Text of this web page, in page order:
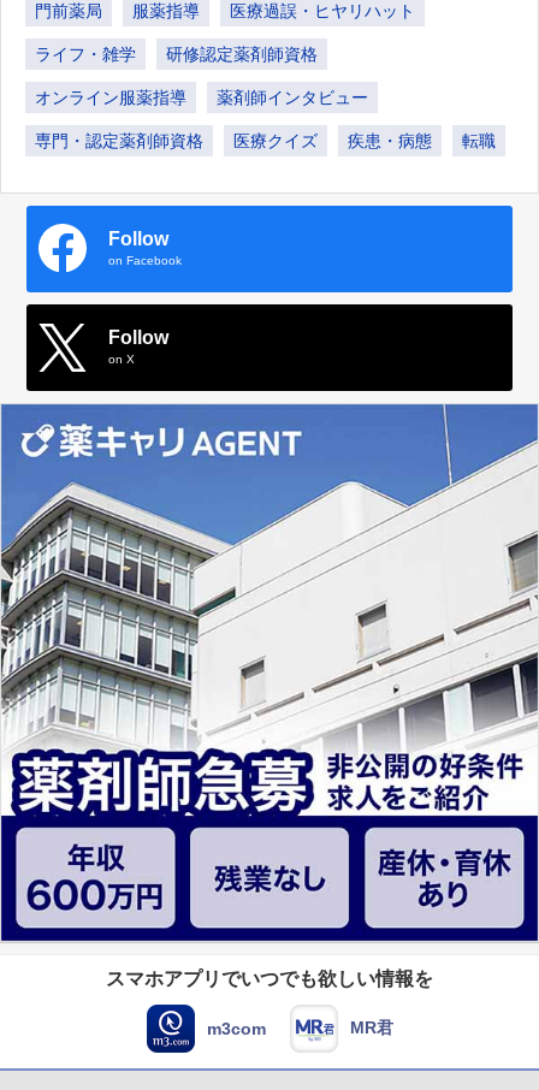
門前薬局 服薬指導 医療過誤・ヒヤリハット
ライフ・雑学 研修認定薬剤師資格
オンライン服薬指導 薬剤師インタビュー
専門・認定薬剤師資格 医療クイズ 疾患・病態 転職
Follow
on Facebook
Follow
on X
スマホアプリでいつでも欲しい情報を
m3com MR君